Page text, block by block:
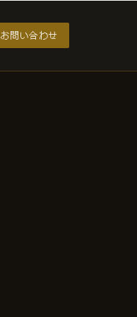
お問い合わせ